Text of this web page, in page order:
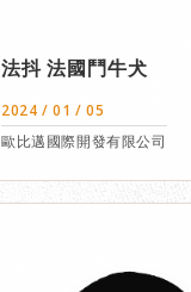
法抖 法國鬥牛犬
2024 / 01 / 05
歐比邁國際開發有限公司